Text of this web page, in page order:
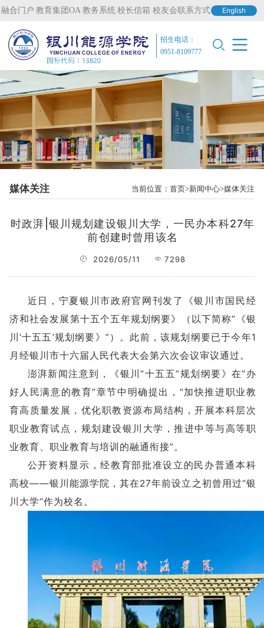
融合门户 教育集团OA 教务系统 校长信箱 校友会联系方式 English
招生电话：
0951-8109777
媒体关注 当前位置：首页 新闻中心 媒体关注
时政湃|银川规划建设银川大学，一民办本科27年
前创建时曾用该名
2026/05/11 7298
近日，宁夏银川市政府官网刊发了《银川市国民经
济和社会发展第十五个五年规划纲要》（以下简称“《银
川‘十五五’规划纲要》”）。此前，该规划纲要已于今年1
月经银川市十六届人民代表大会第六次会议审议通过。
澎湃新闻注意到，《银川“十五五”规划纲要》在“办
好人民满意的教育”章节中明确提出，“加快推进职业教
育高质量发展，优化职教资源布局结构，开展本科层次
职业教育试点，规划建设银川大学，推进中等与高等职
业教育、职业教育与培训的融通衔接”。
公开资料显示，经教育部批准设立的民办普通本科
高校——银川能源学院，其在27年前设立之初曾用过“银
川大学”作为校名。